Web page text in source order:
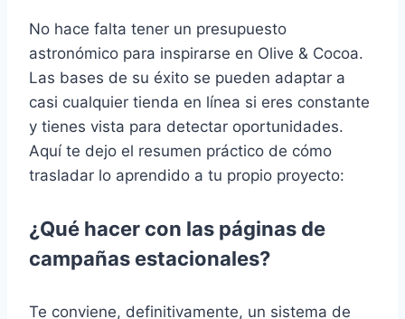
No hace falta tener un presupuesto
astronómico para inspirarse en Olive & Cocoa.
Las bases de su éxito se pueden adaptar a
casi cualquier tienda en línea si eres constante
y tienes vista para detectar oportunidades.
Aquí te dejo el resumen práctico de cómo
trasladar lo aprendido a tu propio proyecto:
¿Qué hacer con las páginas de
campañas estacionales?
Te conviene, definitivamente, un sistema de